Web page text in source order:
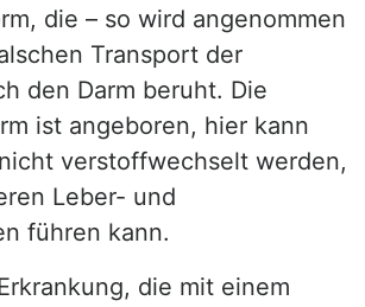
die – so wird angenommen
Transport der
den Darm beruht. Die
ist angeboren, hier kann
verstoffwechselt werden,
Leber- und
führen kann.
die mit einem